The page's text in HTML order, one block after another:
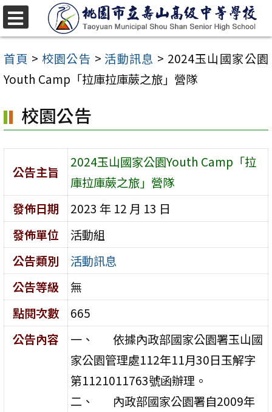
跳
至
主
要
容
區
首頁 > 校園公告 > 活動訊息 > 2024玉山國家公園
Youth Camp「拉庫拉庫蕨之旅」營隊
校園公告
公告主旨
2024玉山國家公園Youth Camp「拉
庫拉庫蕨之旅」營隊
發佈日期
2023 年 12 月 13 日
發佈單位
活動組
公告類別
活動訊息
公告等級
無
點閱次數
665
公告內容
一、 依據內政部國家公園署玉山國
家公園管理處112年11月30日玉解字
第1121011763號函辦理。
二、 內政部國家公園署自2009年
選
單